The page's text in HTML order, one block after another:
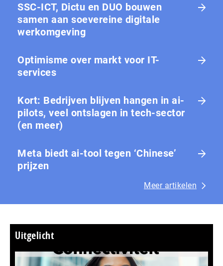
SSC-ICT, Dictu en DUO bouwen
samen aan soevereine digitale
werkomgeving
Optimisme over markt voor IT-
services
Kort: Bedrijven blijven hangen in ai-
pilots, veel ontslagen in tech-sector
(en meer)
Meta biedt ai-tool tegen ‘Chinese’
prijzen
Meer artikelen
Uitgelicht